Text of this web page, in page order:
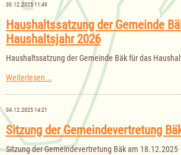
Senioren,
Jugend
und
Soziales
am
12.02.2026
30.12.2025 11:49
Haushaltssatzung der Gemeinde
Haushaltsjahr 2026
Haushaltssatzung der Gemeinde Bäk für das
Weiterlesen … Haushaltssatzung
Gemeinde
Haushaltsjahr
2026
04.12.2025 14:21
Sitzung der Gemeindevertretung
Sitzung der Gemeindevertretung Bäk am 18.12.2025